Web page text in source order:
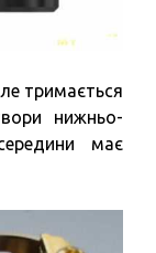
тримається
нижньо-
має